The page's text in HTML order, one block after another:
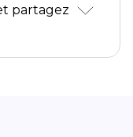
partagez